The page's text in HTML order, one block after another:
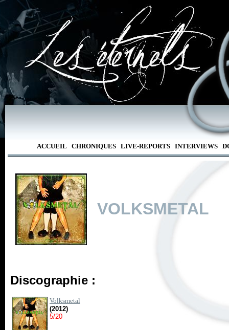
ACCUEIL CHRONIQUES LIVE-REPORTS INTERVIEWS
VOLKSMETAL
Discographie :
Volksmetal
(2012)
5/20